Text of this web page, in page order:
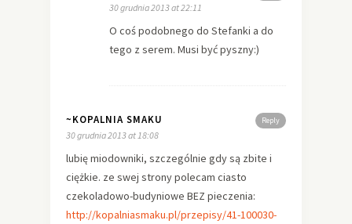
30 grudnia 2013 at 22:11
O coś podobnego do Stefanki a do
tego z serem. Musi być pyszny:)
Reply
~KOPALNIA SMAKU
30 grudnia 2013 at 18:08
lubię miodowniki, szczególnie gdy są zbite i
ciężkie. ze swej strony polecam ciasto
czekoladowo-budyniowe BEZ pieczenia:
http://kopalniasmaku.pl/przepisy/41-100030-